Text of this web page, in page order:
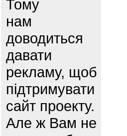
Тому
нам
доводиться
давати
рекламу, щоб
підтримувати
сайт проекту.
Але ж Вам не